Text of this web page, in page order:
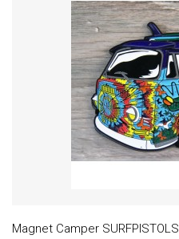
Magnet Camper SURFPISTOLS